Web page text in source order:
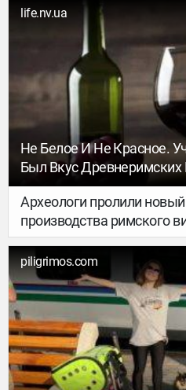
тебя «забанят», летать
перевозчика какое-то
будет нельзя. И это
закрепят в Воздушном
сентябре.
life.nv.ua
Не Белое И Не Красное.
Был Вкус Древнеримских
Археологи пролили новый
производства римского
как оно выглядело,
лет назад. NV
piligrimos.com